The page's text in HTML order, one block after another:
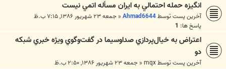
انگيزه حمله احتمالي به ايران مسأله ‌اتمي نيست
آخرین پست توسطAhmad6644
« جمعه ۲۳ شهریور ۱۳۸۶, ۷:۱۵ ب.ظ
پاسخ ها: 1
اعتراض به خيال‌پردازي صداوسيما در گفت‌وگوي ويژه خبري شبكه
دو
آخرین پست توسطmqx
« جمعه ۲۳ شهریور ۱۳۸۶, ۲:۵۰ ب.ظ